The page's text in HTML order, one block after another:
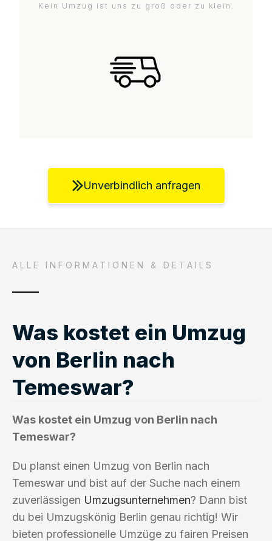
Kein Umzug ist uns zu groß oder zu klein.
Unverbindlich anfragen
ALLE INFORMATIONEN & DETAILS
Was kostet ein Umzug
von Berlin nach
Temeswar?
Was kostet ein Umzug von Berlin nach
Temeswar?
Du planst einen Umzug von Berlin nach
Temeswar und bist auf der Suche nach einem
zuverlässigen Umzugsunternehmen? Dann bist
du bei Umzugskönig Berlin genau richtig! Wir
bieten professionelle Umzüge zu fairen Preisen